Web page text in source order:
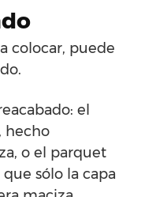
colocar, puede
el
hecho
o el parquet
sólo la capa